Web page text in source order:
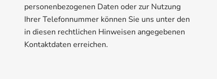
personenbezogenen Daten oder zur Nutzung
Ihrer Telefonnummer können Sie uns unter den
in diesen rechtlichen Hinweisen angegebenen
Kontaktdaten erreichen.